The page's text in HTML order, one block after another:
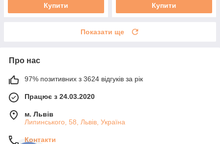
Купити Купити
Показати ще
Про нас
97% позитивних з 3624 відгуків за рік
Працює з 24.03.2020
м. Львів
Липинського, 58, Львів, Україна
Контакти